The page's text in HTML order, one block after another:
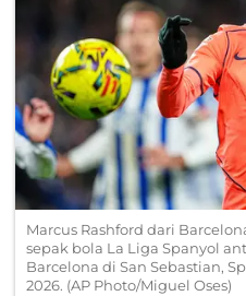
Marcus Rashford dari
sepak bola La Liga Spanyol
Barcelona di San Sebastian,
2026. (AP Photo/Miguel Oses)